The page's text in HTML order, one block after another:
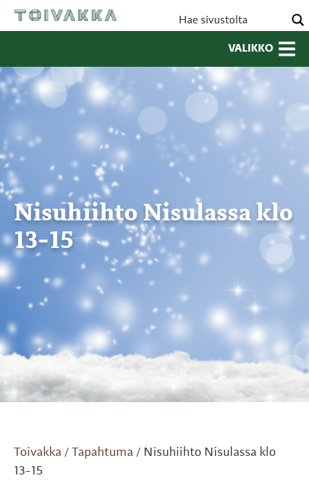
VALIKKO
Nisuhiihto Nisulassa klo
13-15
Toivakka / Tapahtuma / Nisuhiihto Nisulassa klo
13-15